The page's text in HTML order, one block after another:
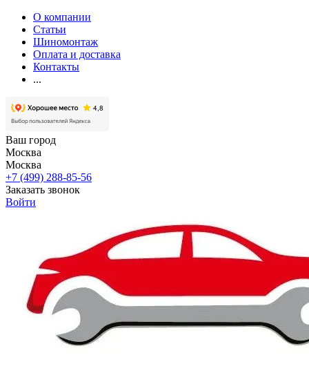
О компании
Статьи
Шиномонтаж
Оплата и доставка
Контакты
...
Ваш город
Москва
Москва
+7 (499) 288-85-56
Заказать звонок
Войти